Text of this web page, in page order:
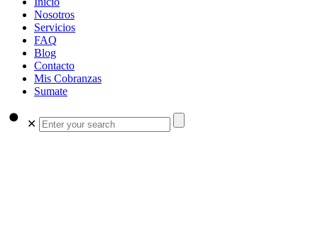
Nosotros
Servicios
FAQ
Blog
Contacto
Mis Cobranzas
Sumate
✕